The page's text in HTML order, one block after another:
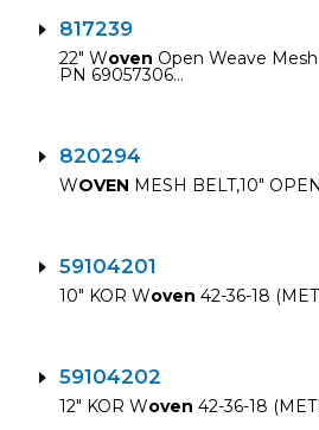
817239
22″ Woven Open Weave
PN 69057306…
820294
WOVEN MESH BELT,10″
59104201
10″ KOR Woven 42-36-18
59104202
12″ KOR Woven 42-36-18